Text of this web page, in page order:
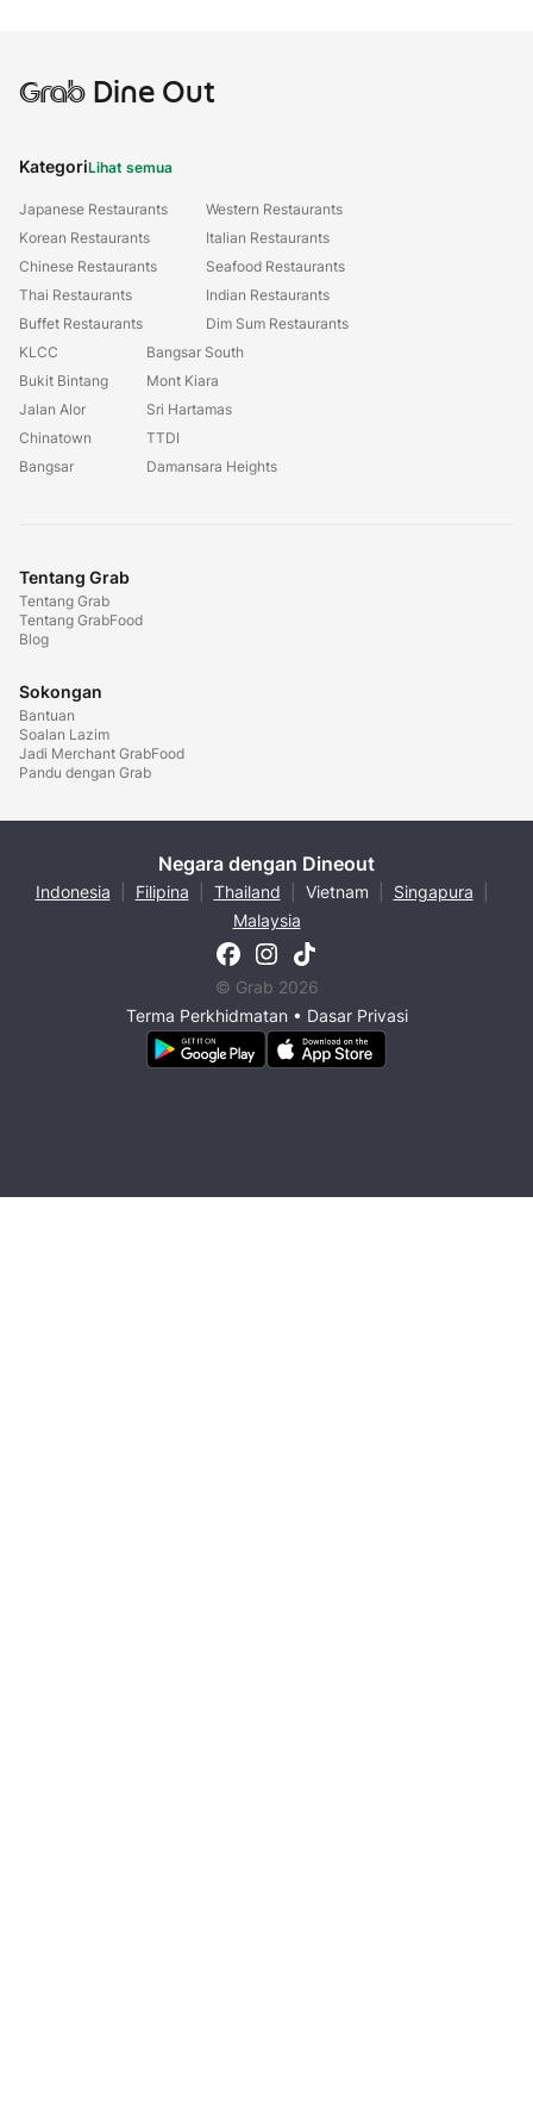
GrabDine Out
KategoriLihat semua
Japanese Restaurants
Korean Restaurants
Chinese Restaurants
Thai Restaurants
Buffet Restaurants
Western Restaurants
Italian Restaurants
Seafood Restaurants
Indian Restaurants
Dim Sum Restaurants
KLCC
Bukit Bintang
Jalan Alor
Chinatown
Bangsar
Bangsar South
Mont Kiara
Sri Hartamas
TTDI
Damansara Heights
Tentang Grab
Tentang Grab
Tentang GrabFood
Blog
Sokongan
Bantuan
Soalan Lazim
Jadi Merchant GrabFood
Pandu dengan Grab
Negara dengan Dineout
Indonesia Filipina Thailand Vietnam Singapura
Malaysia
© Grab 2026
Terma Perkhidmatan• Dasar Privasi